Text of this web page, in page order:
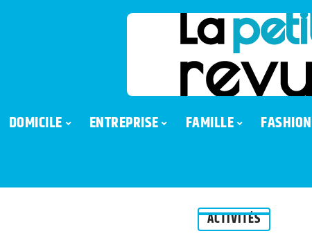
DOMICILE ENTREPRISE FAMILLE FASHION
ACTIVITÉS